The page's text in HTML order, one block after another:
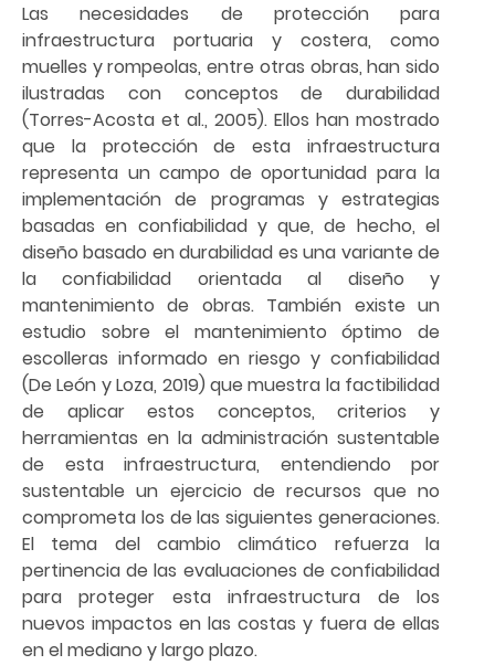
Las necesidades de protección para
infraestructura portuaria y costera, como
muelles y rompeolas, entre otras obras, han sido
ilustradas con conceptos de durabilidad
(Torres-Acosta et al., 2005). Ellos han mostrado
que la protección de esta infraestructura
representa un campo de oportunidad para la
implementación de programas y estrategias
basadas en confiabilidad y que, de hecho, el
diseño basado en durabilidad es una variante de
la confiabilidad orientada al diseño y
mantenimiento de obras. También existe un
estudio sobre el mantenimiento óptimo de
escolleras informado en riesgo y confiabilidad
(De León y Loza, 2019) que muestra la factibilidad
de aplicar estos conceptos, criterios y
herramientas en la administración sustentable
de esta infraestructura, entendiendo por
sustentable un ejercicio de recursos que no
comprometa los de las siguientes generaciones.
El tema del cambio climático refuerza la
pertinencia de las evaluaciones de confiabilidad
para proteger esta infraestructura de los
nuevos impactos en las costas y fuera de ellas
en el mediano y largo plazo.